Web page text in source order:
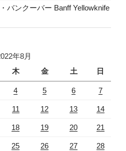
バンクーバー Banff Yellowknife
年8月
木 金 土 日
4 5 6 7
11 12 13 14
18 19 20 21
25 26 27 28